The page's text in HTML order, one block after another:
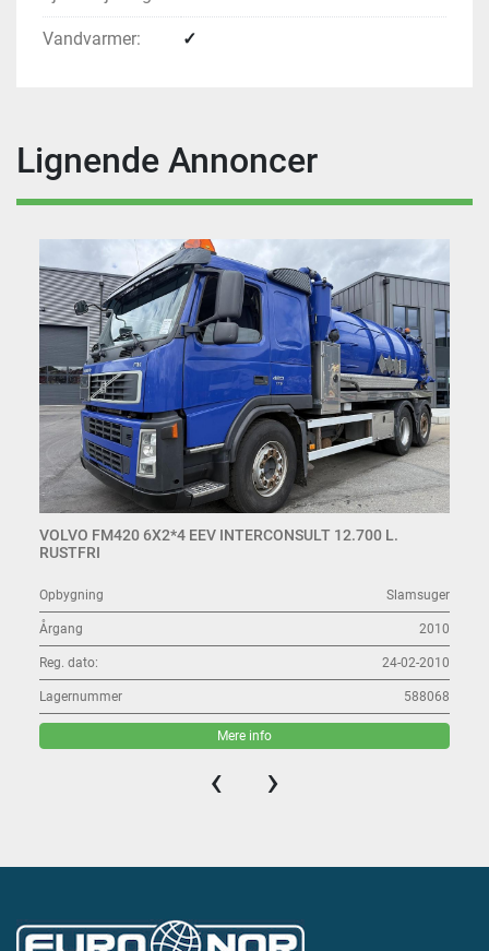
Vandvarmer: ✓
Lignende Annoncer
VOLVO FM420 6X2*4 EEV INTERCONSULT 12.700 L.
RUSTFRI
Opbygning Slamsuger
Årgang 2010
Reg. dato: 24-02-2010
Lagernummer 588068
Mere info
‹ ›